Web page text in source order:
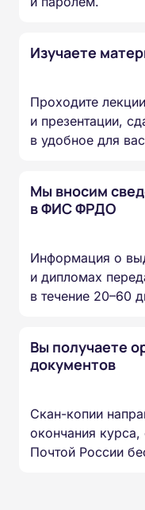
Изучаете
Проходите
и презентации,
в удобное для
Мы вносим
в ФИС ФРДО
Информация о
и дипломах
в течение 20–60
Вы получаете
документов
Скан-копии
окончания
Почтой России